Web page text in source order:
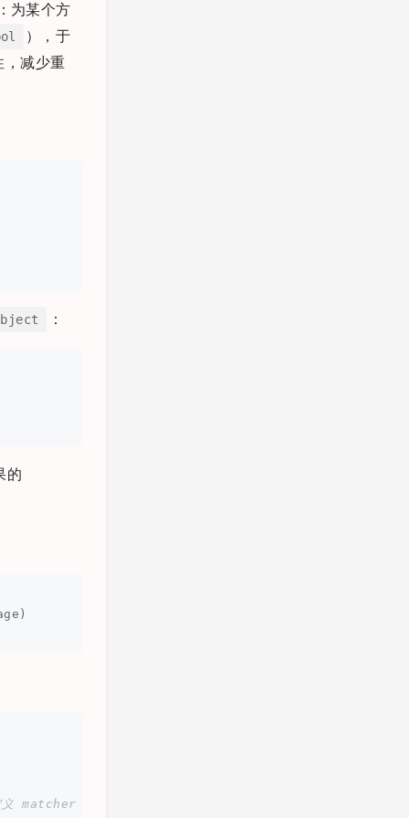
为某个方
），于
，减少重
：
的
)
matcher